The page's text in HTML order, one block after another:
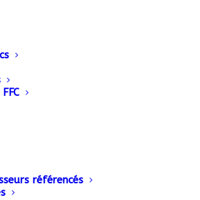
référencés
des ses adhérents
alimentée en